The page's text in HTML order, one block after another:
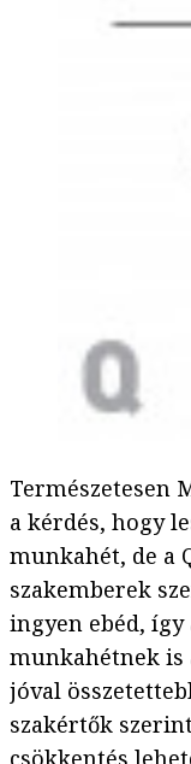
Természetesen
a kérdés, hogy
munkahét, de a
szakemberek
ingyen ebéd, így
munkahétnek is
jóval
szakértők
csökkentés